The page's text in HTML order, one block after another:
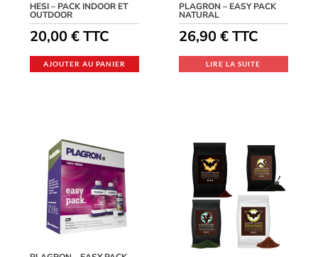
HESI – PACK INDOOR ET
OUTDOOR
20,00€ TTC
AJOUTER AU PANIER
PLAGRON – EASY PACK
NATURAL
26,90€TTC
LIRE LA SUITE